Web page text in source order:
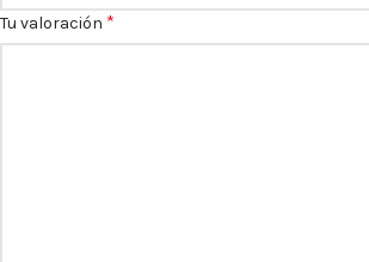
Tu valoración *